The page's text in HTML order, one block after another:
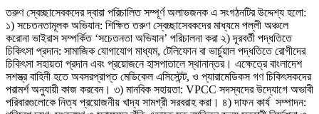
তরুণ স্বেচ্ছাসেবকদের দ্বারা পরিচালিত সম্পূর্ণ অলাভজনক এ সংগঠনটির উদ্দেশ্য হলো:
১) সচেতনতামূলক অভিযান: শিক্ষিত তরুণ স্বেচ্ছাসেবকদের মাধ্যমে পল্লী অঞ্চলে
করোনা ভাইরাস সম্পর্কিত ‘সচেতনতা অভিযান’ পরিচালনা করা ২) দূরবর্তী পদ্ধতিতে
চিকিৎসা প্রদান: সামাজিক যোগাযোগ মাধ্যম, টেলিফোন বা ভার্চুয়াল পদ্ধতিতে রোগীদের
চিকিৎসা সহায়তা প্রদান এবং প্রয়োজনে হাসপাতালে স্থানান্তর। এক্ষেত্রে বাংলাদেশ
সশস্ত্র বাহিনী হতে অবসরপ্রাপ্ত মেডিকেল এসিস্টেন্ট, ও প্যারামেডিকস গণ চিকিৎসকদের
পরামর্শ অনুযায়ী কাজ করবেন। ৩) মানবিক সহায়তা: VPCC সদস্যদের উদ্যোগে অভাবী
পরিবারগুলোকে নিত্য প্রয়োজনীয় খাদ্য সামগ্রী সরবরাহ করা। ৪) দাফন কার্য সম্পাদন: